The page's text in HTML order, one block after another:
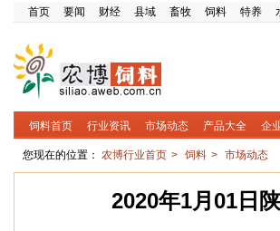
首页 要闻 财经 县域 畜牧 饲料 特养
饲料首页 行业资讯 市场动态 产品大全 企
您现在的位置： 农博行业首页 > 饲料 > 市场动态
2020年1月01日